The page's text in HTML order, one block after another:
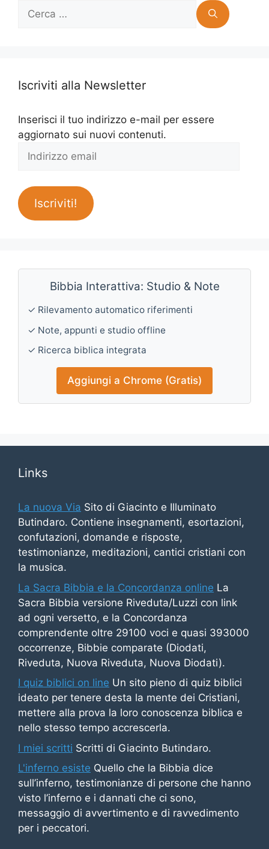
Ricerca
Iscriviti alla Newsletter
Inserisci il tuo indirizzo e-mail per essere
aggiornato sui nuovi contenuti.
Indirizzo
Iscriviti!
Bibbia Interattiva: Studio & Note
✓ Rilevamento automatico riferimenti
✓ Note, appunti e studio offline
✓ Ricerca biblica integrata
Aggiungi a Chrome (Gratis)
Links
La nuova Via Sito di Giacinto e Illuminato
Butindaro. Contiene insegnamenti, esortazioni,
confutazioni, domande e risposte,
testimonianze, meditazioni, cantici cristiani con
la musica.
La Sacra Bibbia e la Concordanza online La
Sacra Bibbia versione Riveduta/Luzzi con link
ad ogni versetto, e la Concordanza
comprendente oltre 29100 voci e quasi 393000
occorrenze, Bibbie comparate (Diodati,
Riveduta, Nuova Riveduta, Nuova Diodati).
I quiz biblici on line Un sito pieno di quiz biblici
ideato per tenere desta la mente dei Cristiani,
mettere alla prova la loro conoscenza biblica e
nello stesso tempo accrescerla.
I miei scritti Scritti di Giacinto Butindaro.
L'inferno esiste Quello che la Bibbia dice
sull’inferno, testimonianze di persone che hanno
visto l’inferno e i dannati che ci sono,
messaggio di avvertimento e di ravvedimento
per i peccatori.